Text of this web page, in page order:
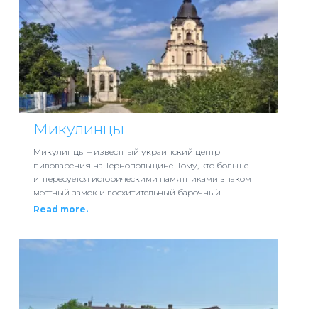
Микулинцы
Микулинцы – известный украинский центр
пивоварения на Тернопольщине. Тому, кто больше
интересуется историческими памятниками знаком
местный замок и восхитительный барочный
Read more.